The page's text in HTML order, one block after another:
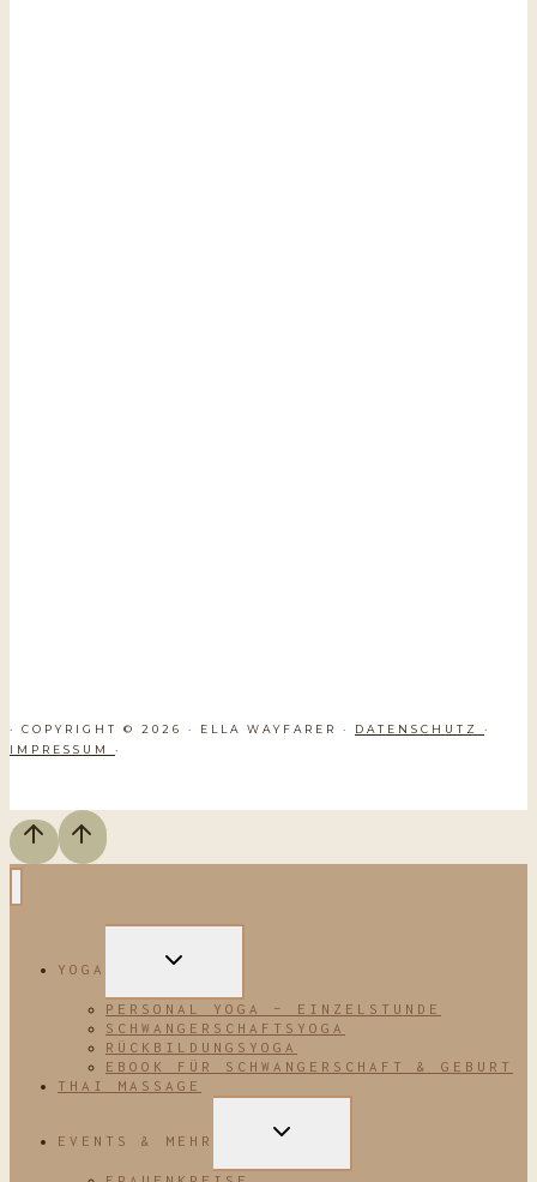
· COPYRIGHT © 2026 · ELLA WAYFARER · DATENSCHUTZ ·
IMPRESSUM ·
YOGA
UNTERMENÜ
PERSONAL YOGA – EINZELSTUNDE
SCHWANGERSCHAFTSYOGA
RÜCKBILDUNGSYOGA
EBOOK FÜR SCHWANGERSCHAFT & GEBURT
THAI MASSAGE
EVENTS & MEHR
UNTERMENÜ